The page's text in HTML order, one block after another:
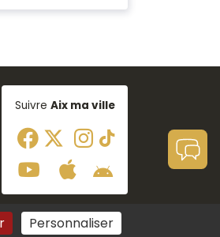
Suivre Aix ma ville
du sitePersonnaliser